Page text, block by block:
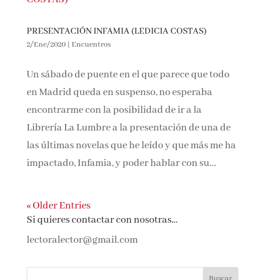
PRESENTACIÓN INFAMIA (LEDICIA COSTAS)
2/Ene/2020| Encuentros
Un sábado de puente en el que parece que todo
en Madrid queda en suspenso, no esperaba
encontrarme con la posibilidad de ir a la
Librería La Lumbre a la presentación de una de
las últimas novelas que he leído y que más me ha
impactado, Infamia, y poder hablar con su...
« Older Entries
Si quieres contactar con nosotras…
lectoralector@gmail.com